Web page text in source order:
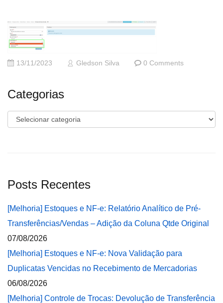
13/11/2023 Gledson Silva 0 Comments
Categorias
Categorias
Posts Recentes
[Melhoria] Estoques e NF-e: Relatório Analítico de Pré-
Transferências/Vendas – Adição da Coluna Qtde Original
07/08/2026
[Melhoria] Estoques e NF-e: Nova Validação para
Duplicatas Vencidas no Recebimento de Mercadorias
06/08/2026
[Melhoria] Controle de Trocas: Devolução de Transferência